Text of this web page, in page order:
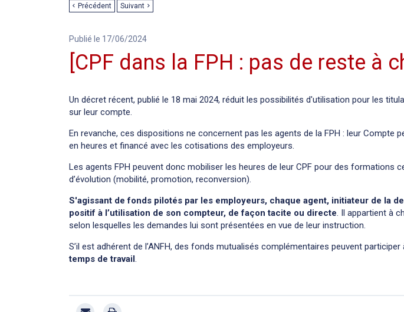
Précédent Suivant
Publié le 17/06/2024
[CPF dans la FPH : pas de reste à
Un décret récent, publié le 18 mai 2024, réduit les possibilités d'utilisation pour les
sur leur compte.
En revanche, ces dispositions ne concernent pas les agents de la FPH : leur Compte
en heures et financé avec les cotisations des employeurs.
Les agents FPH peuvent donc mobiliser les heures de leur CPF pour des formations
d’évolution (mobilité, promotion, reconversion).
S'agissant de fonds pilotés par les employeurs, chaque agent, initiateur de la
positif à l’utilisation de son compteur, de façon tacite ou directe. Il appartient à
selon lesquelles les demandes lui sont présentées en vue de leur instruction.
S’il est adhérent de l’ANFH, des fonds mutualisés complémentaires peuvent
temps de travail.